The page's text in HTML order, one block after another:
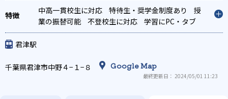
特化対策
国公立大対策 私大対策
共通テスト対
策
英検(英語検定)対策 漢検(漢字検定)対策
数
学特化対策
英語・英会話特化対策
その他科目別
中高一貫校生に対応 特待生・奨学金制度あり
授
業の振替可能
不登校生に対応
学習にPC・タブ
レットを利用
オンライン対応
1科目から受講可
君津駅
千葉県君津市中野４−１−８ Google Map
最終更新日： 2024/05/01 11:23